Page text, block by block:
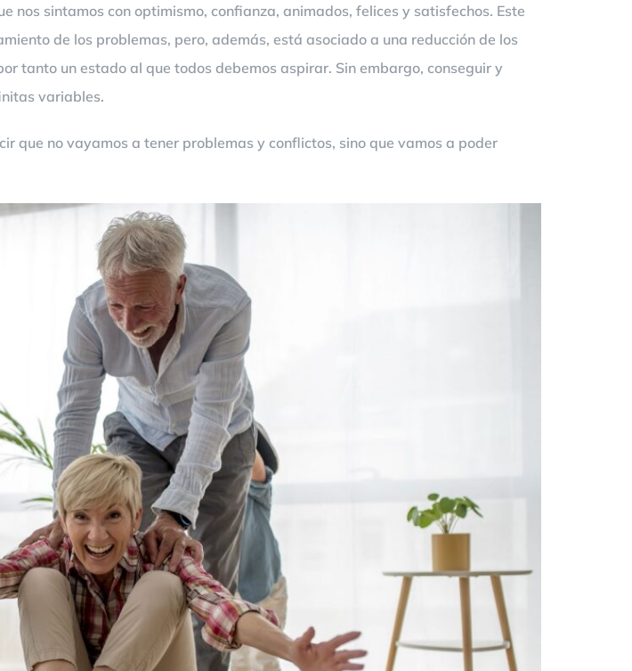
nos sintamos con optimismo, confianza, animados, felices y satisfechos. Este
de los problemas, pero, además, está asociado a una reducción de los
tanto un estado al que todos debemos aspirar. Sin embargo, conseguir y
variables.
que no vayamos a tener problemas y conflictos, sino que vamos a poder